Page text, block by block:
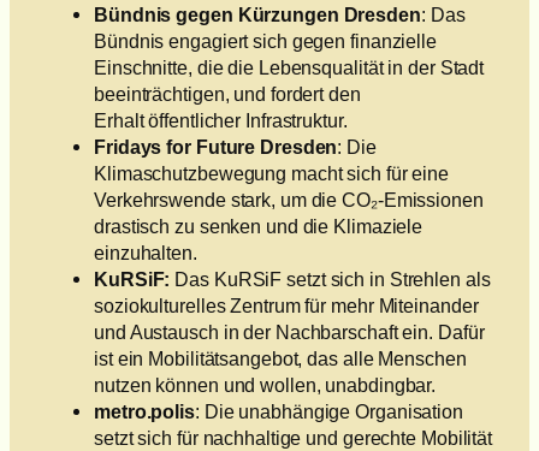
Bündnis gegen Kürzungen Dresden: Das
Bündnis engagiert sich gegen finanzielle
Einschnitte, die die Lebensqualität in der Stadt
beeinträchtigen, und fordert den
Erhalt öffentlicher Infrastruktur.
Fridays for Future Dresden: Die
Klimaschutzbewegung macht sich für eine
Verkehrswende stark, um die CO₂-Emissionen
drastisch zu senken und die Klimaziele
einzuhalten.
KuRSiF: Das KuRSiF setzt sich in Strehlen als
soziokulturelles Zentrum für mehr Miteinander
und Austausch in der Nachbarschaft ein. Dafür
ist ein Mobilitätsangebot, das alle Menschen
nutzen können und wollen, unabdingbar.
metro.polis: Die unabhängige Organisation
setzt sich für nachhaltige und gerechte Mobilität